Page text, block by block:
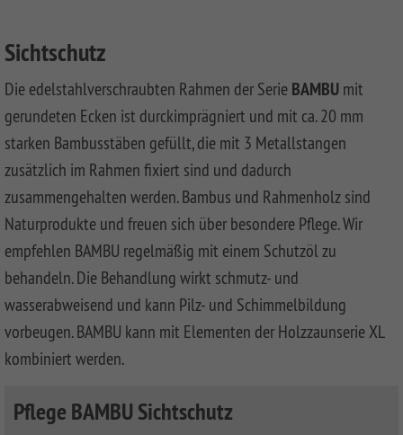
SYSTEM
PLUS
SYSTEM
RHOMBUS
SYSTEM
FLOW
SYSTEM
NEO
WPC
PLATINUM
SYSTEM
WPC
PLATINUM
SYSTEM
SYSTEM
SYSTEM
PLATINUM
XL
SYSTEM
WPC
PLATINUM
SYSTEM
WPC
XL
SYSTEM
WPC
CLASSIC
Fences
SYSTEM
NEO
HOLZ
SYSTEM
RHOMBUS
HOLZ
SYSTEM
HOLZ
GRAZIA
NEO
ARZAGO
SQUADRA
Garden
Fence
AROS
RAJA
ALU
XL
RAJA
WPC
ALU
XL
RAJA
WPC
Thermo-
RAJA
Hardwood
DREAMDECK
WPC
Floor
Planks
Bamboo
Floor
Planks
Hardwood
Floor
Planks
And
Swings
Public
Playgrounds
Softwood
Planters
pressure
impregnated
Materialkunde
Aufbauanleitungen
Händlersuche
Händlersuche
Aufbauanleitungen
Kataloge
Materialkunde
Sichtschutz
Die edelstahlverschraubten Rahmen der Serie BAMBU mit
gerundeten Ecken ist durckimprägniert und mit ca. 20 mm
starken Bambusstäben gefüllt, die mit 3 Metallstangen
zusätzlich im Rahmen fixiert sind und dadurch
zusammengehalten werden. Bambus und Rahmenholz sind
Naturprodukte und freuen sich über besondere Pflege. Wir
empfehlen BAMBU regelmäßig mit einem Schutzöl zu
behandeln. Die Behandlung wirkt schmutz- und
wasserabweisend und kann Pilz- und Schimmelbildung
vorbeugen. BAMBU kann mit Elementen der Holzzaunserie XL
kombiniert werden.
Pflege BAMBU Sichtschutz